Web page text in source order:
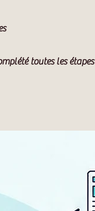
toutes les